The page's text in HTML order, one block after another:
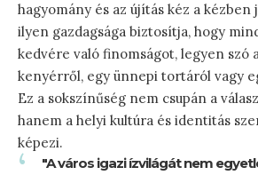
hagyomány és az újítás kéz a kézben
ilyen gazdagsága biztosítja, hogy
kedvére való finomságot, legyen szó
kenyérről, egy ünnepi tortáról vagy
Ez a sokszínűség nem csupán a
hanem a helyi kultúra és identitás
képezi.
"A város igazi ízvilágát nem